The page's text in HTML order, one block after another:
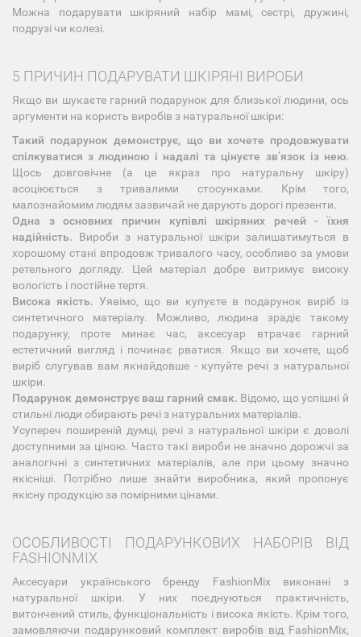
Можна подарувати шкіряний набір мамі, сестрі, дружині,
подрузі чи колезі.
5 ПРИЧИН ПОДАРУВАТИ ШКІРЯНІ ВИРОБИ
Якщо ви шукаєте гарний подарунок для близької людини, ось
аргументи на користь виробів з натуральної шкіри:
Такий подарунок демонструє, що ви хочете продовжувати
спілкуватися з людиною і надалі та цінуєте звʼязок із нею.
Щось довговічне (а це якраз про натуральну шкіру)
асоціюється з тривалими стосунками. Крім того,
малознайомим людям зазвичай не дарують дорогі презенти.
Одна з основних причин купівлі шкіряних речей - їхня
надійність. Вироби з натуральної шкіри залишатимуться в
хорошому стані впродовж тривалого часу, особливо за умови
ретельного догляду. Цей матеріал добре витримує високу
вологість і постійне тертя.
Висока якість. Уявімо, що ви купуєте в подарунок виріб із
синтетичного матеріалу. Можливо, людина зрадіє такому
подарунку, проте минає час, аксесуар втрачає гарний
естетичний вигляд і починає рватися. Якщо ви хочете, щоб
виріб слугував вам якнайдовше - купуйте речі з натуральної
шкіри.
Подарунок демонструє ваш гарний смак. Відомо, що успішні й
стильні люди обирають речі з натуральних матеріалів.
Усупереч поширеній думці, речі з натуральної шкіри є доволі
доступними за ціною. Часто такі вироби не значно дорожчі за
аналогічні з синтетичних матеріалів, але при цьому значно
якісніші. Потрібно лише знайти виробника, який пропонує
якісну продукцію за помірними цінами.
ОСОБЛИВОСТІ ПОДАРУНКОВИХ НАБОРІВ ВІД
FASHIONMIX
Аксесуари українського бренду FashionMix виконані з
натуральної шкіри. У них поєднуються практичність,
витончений стиль, функціональність і висока якість. Крім того,
замовляючи подарунковий комплект виробів від FashionMix,